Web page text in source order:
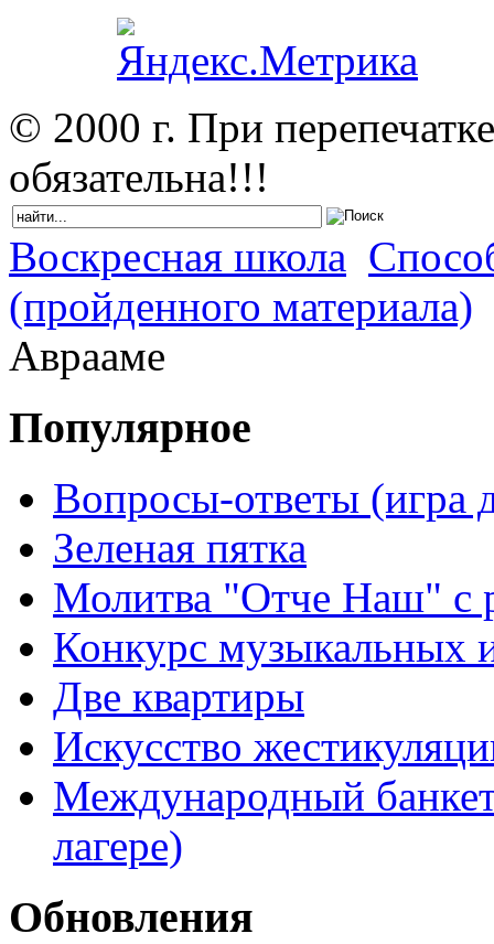
© 2000 г. При
обязательна!!!
Воскресная школа
(пройденного материала)
Аврааме
Популярное
Вопросы-ответы (игра
Зеленая пятка
Молитва "Отче Наш" с
Конкурс музыкальных
Две квартиры
Искусство
Международный
лагере)
Обновления